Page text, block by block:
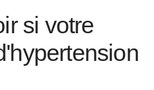
si votre